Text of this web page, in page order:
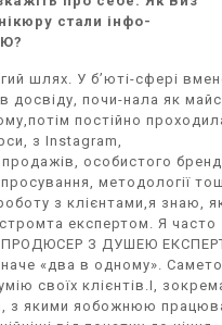
стали інфо-
шлях. У б’юті-сфері
досвіду, почи-нала як
постійно
з Instagram,
особистого
просування, методології
з клієнтами,я знаю,
експертом. Я часто
З ДУШЕЮ
«два в одному».
своїх клієнтів.І,
з якими яобожнюю